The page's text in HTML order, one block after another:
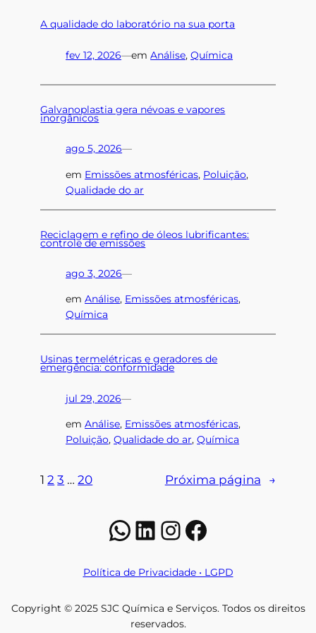
A qualidade do laboratório na sua porta
fev 12, 2026—emAnálise, Química
Galvanoplastia gera névoas e vapores
inorgânicos
ago 5, 2026—
em Emissões atmosféricas, Poluição
Qualidade do ar
Reciclagem e refino de óleos lubrificantes:
controle de emissões
ago 3, 2026—
emAnálise, Emissões atmosféricas
Química
Usinas termelétricas e geradores de
emergência: conformidade
jul 29, 2026—
emAnálise, Emissões atmosféricas
Poluição, Qualidade do ar, Química
1 2 3 … 20 Próxima página →
WhatsApp
LinkedIn
Instagram
Facebook
Política de Privacidade • LGPD
Copyright © 2025 SJC Química e Serviços. Todos os direitos
reservados.